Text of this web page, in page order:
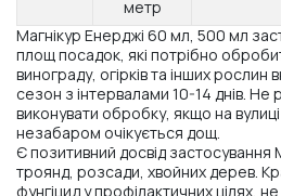
метр
Магнікур Енерджі 60 мл, 500 мл
площ посадок, які потрібно
винограду, огірків та інших
сезон з інтервалами 10-14 днів.
виконувати обробку, якщо на
незабаром очікується дощ.
Є позитивний досвід застосування
троянд, розсади, хвойних дерев.
фунгіцид у профілактичних цілях,